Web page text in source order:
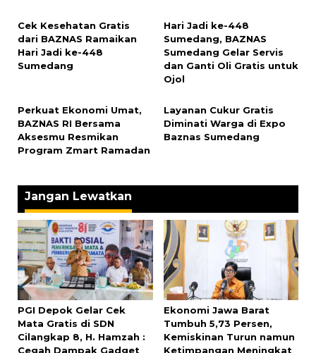
‎Cek Kesehatan Gratis
dari BAZNAS Ramaikan
Hari Jadi ke-448
Sumedang
‎Hari Jadi ke-448
Sumedang, BAZNAS
Sumedang Gelar Servis
dan Ganti Oli Gratis untuk
Ojol
Perkuat Ekonomi Umat,
BAZNAS RI Bersama
Aksesmu Resmikan
Program Zmart Ramadan
‎Layanan Cukur Gratis
Diminati Warga di Expo
Baznas Sumedang
Jangan Lewatkan
PGI Depok Gelar Cek
Mata Gratis di SDN
Cilangkap 8, H. Hamzah :
Cegah Dampak Gadget
Ekonomi Jawa Barat
Tumbuh 5,73 Persen,
Kemiskinan Turun namun
Ketimpangan Meningkat